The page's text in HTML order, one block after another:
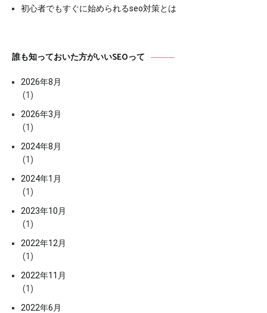
初心者でもすぐに始められるseo対策とは
誰も知っておいた方がいいSEOって
2026年8月
(1)
2026年3月
(1)
2024年8月
(1)
2024年1月
(1)
2023年10月
(1)
2022年12月
(1)
2022年11月
(1)
2022年6月